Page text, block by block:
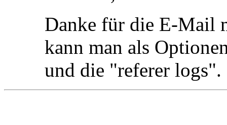
Danke für die E-Mail
kann man als
und die "referer